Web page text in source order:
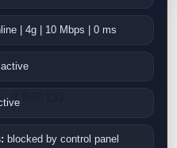
| 4g | 10 Mbps | 0 ms
active
blocked by control panel
৭ দিন: